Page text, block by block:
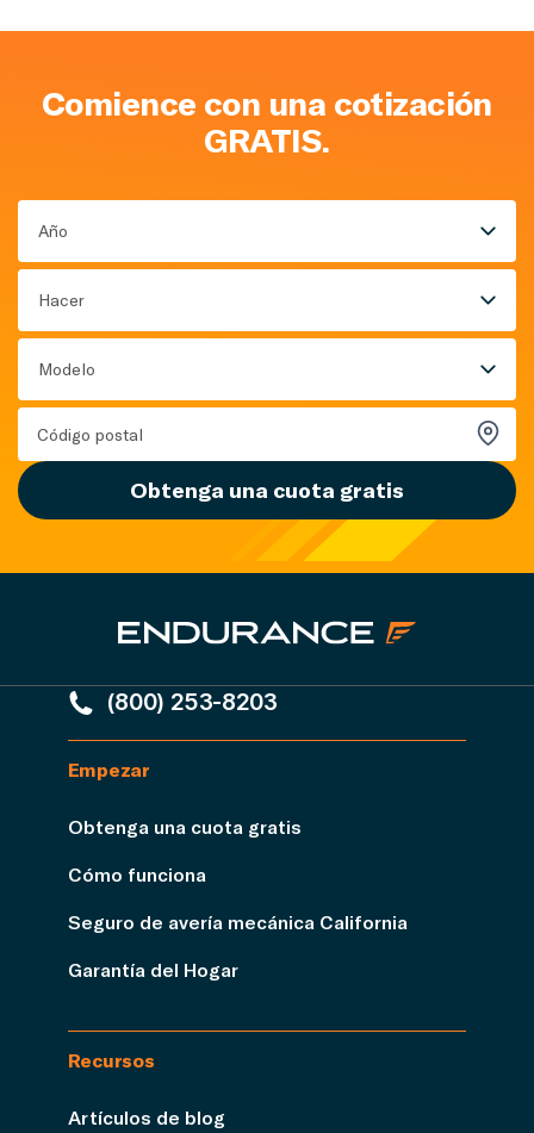
Comience con una cotización
GRATIS.
Año
Hacer
Modelo
Obtenga una cuota gratis
(800) 253-8203
Empezar
Obtenga una cuota gratis
Cómo funciona
Seguro de avería mecánica California
Garantía del Hogar
Recursos
Artículos de blog